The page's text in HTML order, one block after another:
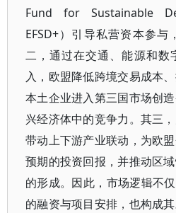
Fund for Sustainable
EFSD+）引导私营资本参
二，通过在交通、能源和数
入，欧盟降低跨境交易成本
本土企业进入第三国市场创
兴经济体中的竞争力。其三
带动上下游产业联动，为欧
预期的投资回报，并推动区
的形成。因此，市场逻辑不
的融资与项目安排，也构成